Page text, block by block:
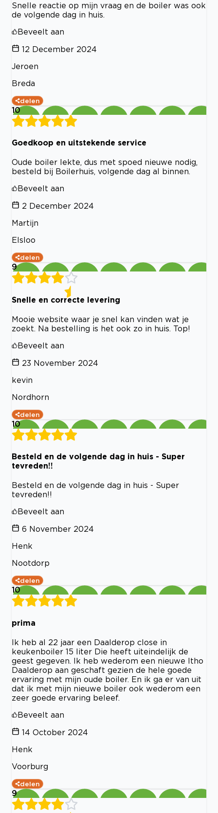
Snelle reactie op mijn vraag en de boiler was ook
de volgende dag in huis.
Beveelt aan
12 December 2024
Jeroen
Breda
delen
10
Goedkoop en uitstekende service
Oude boiler lekte, dus met spoed nieuwe nodig,
besteld bij Boilerhuis, volgende dag al binnen.
Beveelt aan
2 December 2024
Martijn
Elsloo
delen
9
Snelle en correcte levering
Mooie website waar je snel kan vinden wat je
zoekt. Na bestelling is het ook zo in huis. Top!
Beveelt aan
23 November 2024
kevin
Nordhorn
delen
10
Besteld en de volgende dag in huis - Super
tevreden!!
Besteld en de volgende dag in huis - Super
tevreden!!
Beveelt aan
6 November 2024
Henk
Nootdorp
delen
10
prima
Ik heb al 22 jaar een Daalderop close in
keukenboiler 15 liter Die heeft uiteindelijk de
geest gegeven. Ik heb wederom een nieuwe Itho
Daalderop aan geschaft gezien de hele goede
ervaring met mijn oude boiler. En ik ga er van uit
dat ik met mijn nieuwe boiler ook wederom een
zeer goede ervaring beleef.
Beveelt aan
14 October 2024
Henk
Voorburg
delen
9